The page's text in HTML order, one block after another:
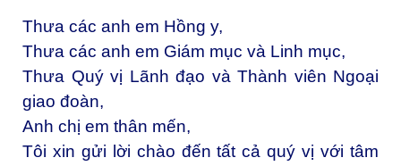
Thưa các anh em Hồng y,
Thưa các anh em Giám mục và Linh mục,
Thưa Quý vị Lãnh đạo và Thành viên Ngoại
giao đoàn,
Anh chị em thân mến,
Tôi xin gửi lời chào đến tất cả quý vị với tâm